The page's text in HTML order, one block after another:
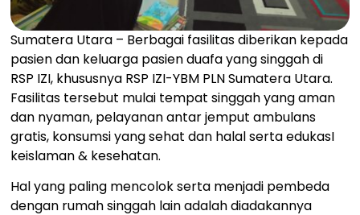
Sumatera Utara – Berbagai fasilitas diberikan kepada
pasien dan keluarga pasien duafa yang singgah di
RSP IZI, khususnya RSP IZI-YBM PLN Sumatera Utara.
Fasilitas tersebut mulai tempat singgah yang aman
dan nyaman, pelayanan antar jemput ambulans
gratis, konsumsi yang sehat dan halal serta edukasI
keislaman & kesehatan.
Hal yang paling mencolok serta menjadi pembeda
dengan rumah singgah lain adalah diadakannya